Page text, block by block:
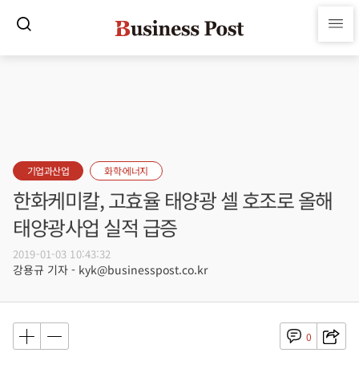
기업과산업 화학·에너지
한화케미칼, 고효율 태양광 셀 호조로 올해
태양광사업 실적 급증
2019-01-03 10:43:32
강용규 기자 - kyk@businesspost.co.kr
0